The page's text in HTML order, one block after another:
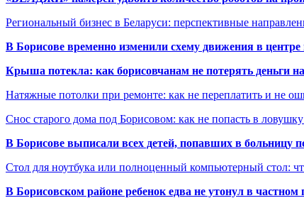
Региональный бизнес в Беларуси: перспективные
В Борисове временно изменили схему движения в центре
Крыша потекла: как борисовчанам не потерять деньги
Натяжные потолки при ремонте: как не переплатить и не
Снос старого дома под Борисовом: как не попасть в
В Борисове выписали всех детей, попавших в больницу
Стол для ноутбука или полноценный компьютерный стол:
В Борисовском районе ребенок едва не утонул в частном